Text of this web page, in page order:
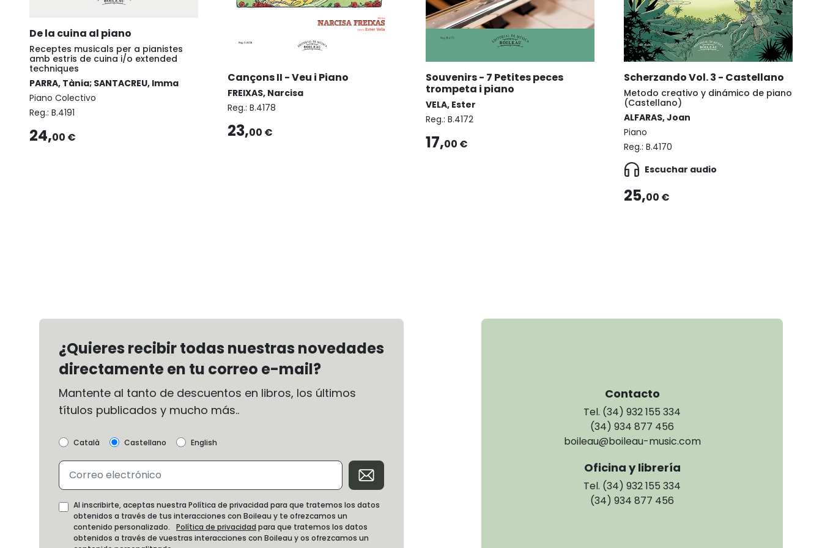
De la cuina al piano
Receptes musicals per a pianistes
amb estris de cuina i/o extended
techniques
PARRA, Tània; SANTACREU, Imma
Piano Colectivo
Reg.: B.4191
24,00 €
Cançons II - Veu i Piano
FREIXAS, Narcisa
Reg.: B.4178
23,00 €
Souvenirs - 7 Petites peces
trompeta i piano
VELA, Ester
Reg.: B.4172
17,00 €
Scherzando Vol. 3 - Castellano
Metodo creativo y dinámico de piano
(Castellano)
ALFARAS, Joan
Piano
Reg.: B.4170
Escuchar audio
25,00 €
¿Quieres recibir todas nuestras novedades
directamente en tu correo e-mail?
Mantente al tanto de descuentos en libros, los últimos
títulos publicados y mucho más..
Català Castellano English
Al inscribirte, aceptas nuestra Política de privacidad para que tratemos los datos
obtenidos a través de tus interacciones con Boileau y te ofrezcamos un
contenido personalizado. Política de privacidad para que tratemos los datos
obtenidos a través de vuestras interacciones con Boileau y os ofrezcamos un
Contacto
Tel. (34) 932 155 334
(34) 934 877 456
boileau@boileau-music.com
Oficina y librería
Tel. (34) 932 155 334
(34) 934 877 456